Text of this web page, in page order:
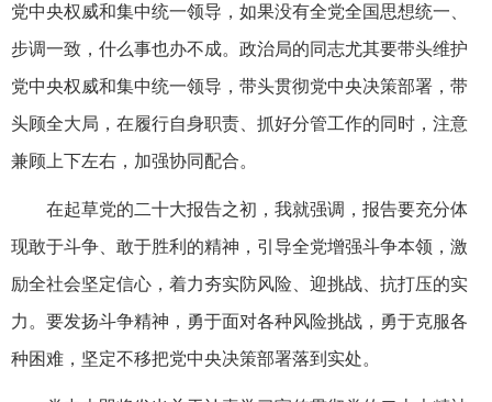
党中央权威和集中统一领导，如果没有全党全国思想统一、
步调一致，什么事也办不成。政治局的同志尤其要带头维护
党中央权威和集中统一领导，带头贯彻党中央决策部署，带
头顾全大局，在履行自身职责、抓好分管工作的同时，注意
兼顾上下左右，加强协同配合。
在起草党的二十大报告之初，我就强调，报告要充分体
现敢于斗争、敢于胜利的精神，引导全党增强斗争本领，激
励全社会坚定信心，着力夯实防风险、迎挑战、抗打压的实
力。要发扬斗争精神，勇于面对各种风险挑战，勇于克服各
种困难，坚定不移把党中央决策部署落到实处。